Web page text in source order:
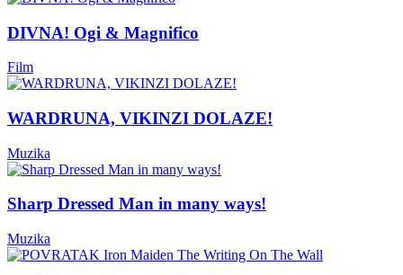
DIVNA! Ogi & Magnifico
Film
WARDRUNA, VIKINZI DOLAZE!
Muzika
Sharp Dressed Man in many ways!
Muzika